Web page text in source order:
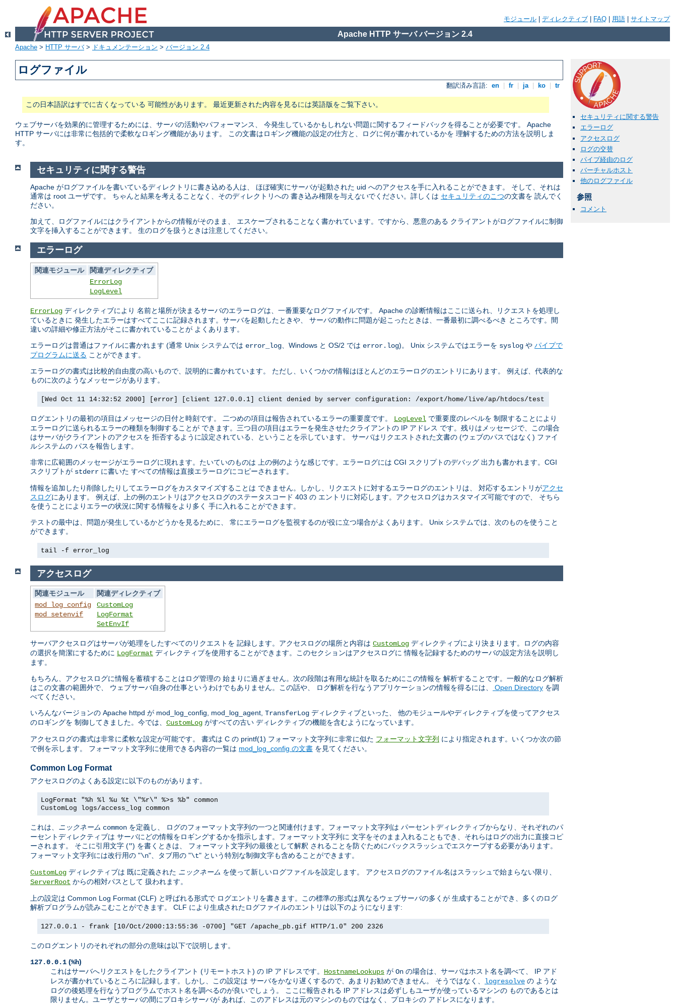
モジュール ディレクティブ FAQ 用語 サイトマップ
Apache HTTP サーバ バージョン 2.4
Apache > HTTP サーバ> ドキュメンテーション > バージョン 2.4
ログファイル
翻訳済み言語: en fr ja ko tr
この日本語訳はすでに古くなっている 可能性があります。 最近更新された内容を見るには英語版をご覧下さい。
ウェブサーバを効果的に管理するためには、サーバの活動やパフォーマンス、 今発生しているかもしれない問題に関するフィードバックを得ることが必要です。 Apache
HTTP サーバには非常に包括的で柔軟なロギング機能があります。 この文書はロギング機能の設定の仕方と、ログに何が書かれているかを 理解するための方法を説明しま
す。
セキュリティに関する警告
エラーログ
アクセスログ
ログの交替
パイプ経由のログ
バーチャルホスト
他のログファイル
参照
コメント
セキュリティに関する警告
Apache がログファイルを書いているディレクトリに書き込める人は、 ほぼ確実にサーバが起動された uid へのアクセスを手に入れることができます。 そして、それは
通常は root ユーザです。 ちゃんと結果を考えることなく、そのディレクトリへの 書き込み権限を与え ないでください。詳しくは セキュリティのこつの文書を 読んでく
ださい。
加えて、ログファイルにはクライアントからの情報がそのまま、 エスケープされることなく書かれています。ですから、悪意のある クライアントがログファイルに制御
文字を挿入することができます。 生のログを扱うときは注意してください。
エラーログ
関連モジュール
関連ディレクティブ
ErrorLog
LogLevel
ErrorLog ディレクティブにより 名前と場所が決まるサーバのエラーログは、一番重要なログファイルです。 Apache の診断情報はここに送られ、リクエストを処理し
ているときに 発生したエラーはすべてここに記録されます。サーバを起動したときや、 サーバの動作に問題が起こったときは、一番最初に調べるべき ところです。間
違いの詳細や修正方法がそこに書かれていることが よくあります。
エラーログは普通はファイルに書かれます (通常 Unix システムでは error_log 、Windows と OS/2 では error.log)。 Unix システムではエラーを syslog や パイプで
プログラムに送る ことができます。
エラーログの書式は比較的自由度の高いもので、説明的に書かれています。 ただし、いくつかの情報はほとんどのエラーログのエントリにあります。 例えば、代表的な
ものに次のようなメッセージがあります。
[Wed Oct 11 14:32:52 2000] [error] [client 127.0.0.1] client denied by server configuration: /export/home/live/ap/htdocs/test
ログエントリの最初の項目はメッセージの日付と時刻です。 二つめの項目は報告されているエラーの重要度です。 LogLevel で重要度のレベルを 制限することにより
エラーログに送られるエラーの種類を制御することが できます。三つ目の項目はエラーを発生させたクライアントの IP アドレス です。残りはメッセージで、この場合
はサーバがクライアントのアクセスを 拒否するように設定されている、ということを示しています。 サーバはリクエストされた文書の (ウェブのパスではなく) ファイ
ルシステムの パスを報告します。
非常に広範囲のメッセージがエラーログに現れます。たいていのものは 上の例のような感じです。エラーログには CGI スクリプトのデバッグ 出力も書かれます。CGI
スクリプトが stderr に書いた すべての情報は直接エラーログにコピーされます。
情報を追加したり削除したりしてエラーログをカスタマイズすることは できません。しかし、リクエストに対するエラーログのエントリは、 対応するエントリがアクセ
スログにあります。 例えば、上の例のエントリはアクセスログのステータスコード 403 の エントリに対応します。アクセスログはカスタマイズ可能ですので、 そちら
を使うことによりエラーの状況に関する情報をより多く 手に入れることができます。
テストの最中は、問題が発生しているかどうかを見るために、 常にエラーログを監視するのが役に立つ場合がよくあります。 Unix システムでは、次のものを使うこと
ができます。
tail -f error_log
アクセスログ
関連モジュール
関連ディレクティブ
mod_log_config
mod_setenvif
CustomLog
LogFormat
SetEnvIf
サーバアクセスログはサーバが処理をしたすべてのリクエストを 記録します。アクセスログの場所と内容は CustomLog ディレクティブにより決まります。ログの内容
の選択を簡潔にするために LogFormat ディレクティブを使用することができます。このセクションはアクセスログに 情報を記録するためのサーバの設定方法を説明し
ます。
もちろん、アクセスログに情報を蓄積することはログ管理の 始まりに過ぎません。次の段階は有用な統計を取るためにこの情報を 解析することです。一般的なログ解析
はこの文書の範囲外で、 ウェブサーバ自身の仕事というわけでもありません。この話や、 ログ解析を行なうアプリケーションの情報を得るには、
Open Directory を調
べてください。
いろんなバージョンの Apache httpd が mod_log_config, mod_log_agent, TransferLog ディレクティブといった、 他のモジュールやディレクティブを使ってアクセス
のロギングを 制御してきました。今では、 CustomLog がすべての古い ディレクティブの機能を含むようになっています。
アクセスログの書式は非常に柔軟な設定が可能です。 書式は C の printf(1) フォーマット文字列に非常に似た フォーマット文字列 により指定されます。いくつか次の節
で例を示します。 フォーマット文字列に使用できる内容の一覧は mod_log_config の文書 を見てください。
Common Log Format
アクセスログのよくある設定に以下のものがあります。
LogFormat "%h %l %u %t \"%r\" %>s %b" common
CustomLog logs/access_log common
これは、 ニックネーム common を定義し、 ログのフォーマット文字列の一つと関連付けます。フォーマット文字列は パーセントディレクティブからなり、それぞれのパ
ーセントディレクティブは サーバにどの情報をロギングするかを指示します。フォーマット文字列に 文字をそのまま入れることもでき、それらはログの出力に直接コピ
ーされます。 そこに引用文字 (") を書くときは、 フォーマット文字列の最後として解釈 されることを防ぐためにバックスラッシュでエスケープする必要があります。
フォーマット文字列には改行用の "\n"、タブ用の "\t" という特別な制御文字も含めることができます。
CustomLog ディレクティブは 既に定義された ニックネーム を使って新しいログファイルを設定します。 アクセスログのファイル名はスラッシュで始まらない限り、
ServerRoot からの相対パスとして 扱われます。
上の設定は Common Log Format (CLF) と呼ばれる形式で ログエントリを書きます。この標準の形式は異なるウェブサーバの多くが 生成することができ、多くのログ
解析プログラムが読みこむことができます。 CLF により生成されたログファイルのエントリは以下のようになります:
127.0.0.1 - frank [10/Oct/2000:13:55:36 -0700] "GET /apache_pb.gif HTTP/1.0" 200 2326
このログエントリのそれぞれの部分の意味は以下で説明します。
127.0.0.1 (%h)
これはサーバへリクエストをしたクライアント (リモートホスト) の IP アドレスです。 HostnameLookups が On の場合は、サーバはホスト名を調べて、 IP アド
レスが書かれているところに記録します。しかし、この設定は サーバをかなり遅くするので、あまりお勧めできません。 そうではなく、 logresolve の ような
ログの後処理を行なうプログラムでホスト名を調べるのが良いでしょう。 ここに報告される IP アドレスは必ずしもユーザが使っているマシンの ものであるとは
限りません。ユーザとサーバの間にプロキシサーバが あれば、このアドレスは元のマシンのものではなく、プロキシの アドレスになります。